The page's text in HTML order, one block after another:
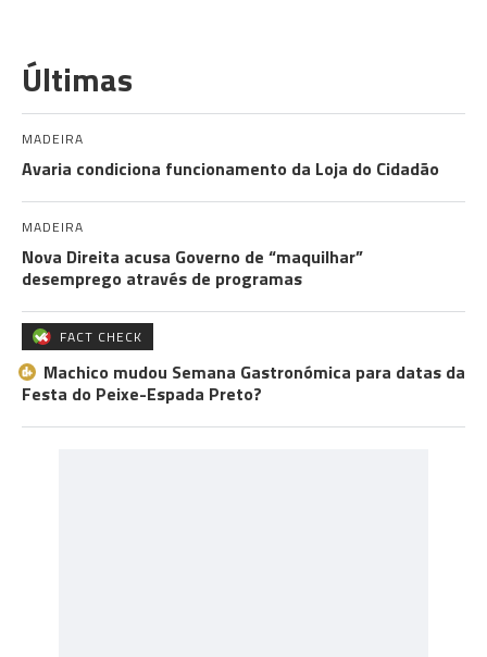
Últimas
MADEIRA
Avaria condiciona funcionamento da Loja do Cidadão
MADEIRA
Nova Direita acusa Governo de “maquilhar”
desemprego através de programas
FACT CHECK
Machico mudou Semana Gastronómica para datas da
Festa do Peixe-Espada Preto?